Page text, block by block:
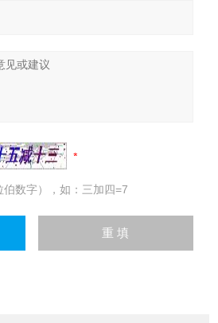
数字），如：三加四=7